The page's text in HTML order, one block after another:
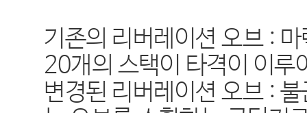
기존의 리버레이션 오브 :
20개의 스택이 타격이 이
변경된 리버레이션 오브 :